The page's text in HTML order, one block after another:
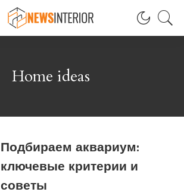
Home ideas
Подбираем аквариум:
ключевые критерии и
советы